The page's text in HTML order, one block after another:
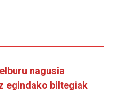
nagusia
egindako biltegiak